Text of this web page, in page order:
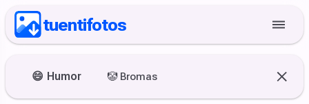
tuentifotos
😄 Humor 🤡 Bromas